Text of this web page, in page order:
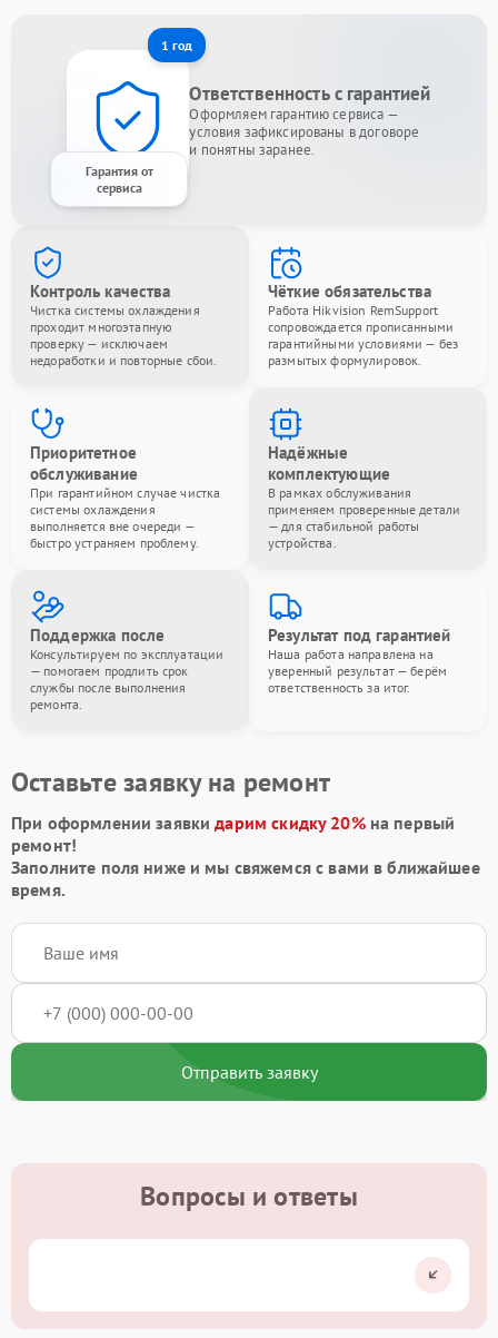
1 год
Гарантия от
сервиса
Ответственность с гарантией
Оформляем гарантию сервиса —
условия зафиксированы в договоре
и понятны заранее.
Контроль качества
Чистка системы охлаждения
проходит многоэтапную
проверку — исключаем
недоработки и повторные сбои.
Чёткие обязательства
Работа Hikvision RemSupport
сопровождается прописанными
гарантийными условиями — без
размытых формулировок.
Приоритетное
обслуживание
При гарантийном случае чистка
системы охлаждения
выполняется вне очереди —
быстро устраняем проблему.
Надёжные
комплектующие
В рамках обслуживания
применяем проверенные детали
— для стабильной работы
устройства.
Поддержка после
Консультируем по эксплуатации
— помогаем продлить срок
службы после выполнения
ремонта.
Результат под гарантией
Наша работа направлена на
уверенный результат — берём
ответственность за итог.
Оставьте заявку на ремонт
При оформлении заявкидарим скидку 20%на первый
ремонт!
Заполните поля ниже и мы свяжемся с вами в ближайшее
время.
Отправить заявку
Вопросы и ответы